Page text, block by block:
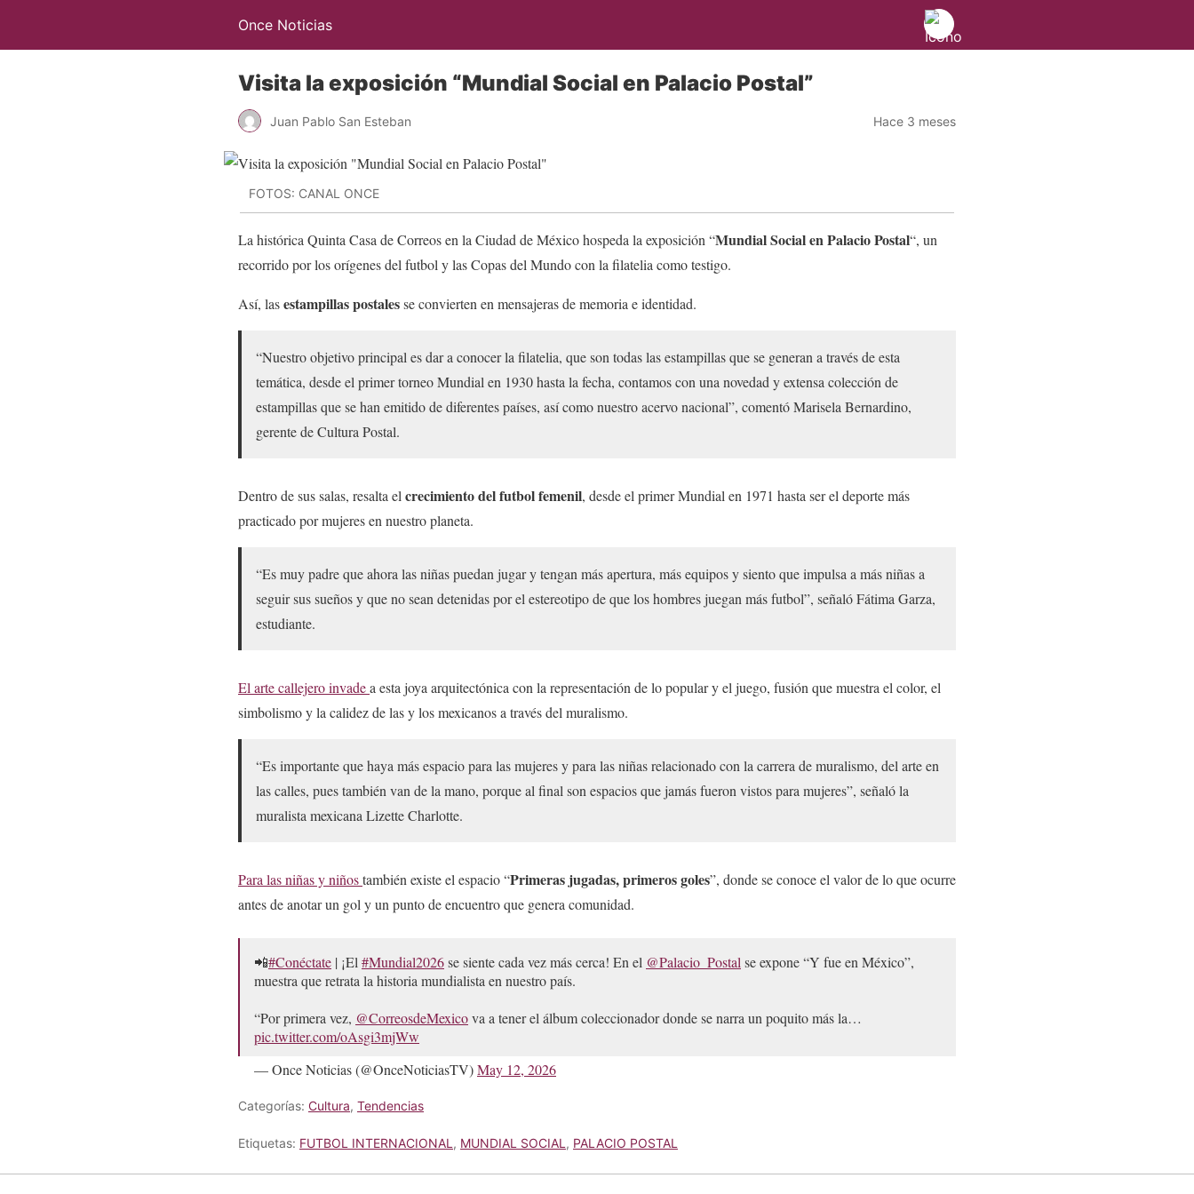
Once Noticias
Visita la exposición “Mundial Social en Palacio Postal”
Juan Pablo San Esteban Hace 3 meses
FOTOS: CANAL ONCE
La histórica Quinta Casa de Correos en la Ciudad de México hospeda la exposición “Mundial Social en Palacio Postal“, un
recorrido por los orígenes del futbol y las Copas del Mundo con la filatelia como testigo.
Así, lasestampillas postalesse convierten en mensajeras de memoria e identidad.
“Nuestro objetivo principal es dar a conocer la filatelia, que son todas las estampillas que se generan a través de esta
temática, desde el primer torneo Mundial en 1930 hasta la fecha, contamos con una novedad y extensa colección de
estampillas que se han emitido de diferentes países, así como nuestro acervo nacional”, comentó Marisela Bernardino,
gerente de Cultura Postal.
Dentro de sus salas, resalta el crecimiento del futbol femenil, desde el primer Mundial en 1971 hasta ser el deporte más
practicado por mujeres en nuestro planeta.
“Es muy padre que ahora las niñas puedan jugar y tengan más apertura, más equipos y siento que impulsa a más niñas a
seguir sus sueños y que no sean detenidas por el estereotipo de que los hombres juegan más futbol”, señaló Fátima Garza,
estudiante.
El arte callejero invadea esta joya arquitectónica con la representación de lo popular y el juego, fusión que muestra el color, el
simbolismo y la calidez de las y los mexicanos a través del muralismo.
“Es importante que haya más espacio para las mujeres y para las niñas relacionado con la carrera de muralismo, del arte en
las calles, pues también van de la mano, porque al final son espacios que jamás fueron vistos para mujeres”, señaló la
muralista mexicana Lizette Charlotte.
Para las niñas y niñostambién existe el espacio “Primeras jugadas, primeros goles”, donde se conoce el valor de lo que ocurre
antes de anotar un gol y un punto de encuentro que genera comunidad.
📲#Conéctate | ¡El #Mundial2026se siente cada vez más cerca! En el @Palacio_Postal se expone “Y fue en México”,
muestra que retrata la historia mundialista en nuestro país.
“Por primera vez, @CorreosdeMexicova a tener el álbum coleccionador donde se narra un poquito más la…
pic.twitter.com/oAsgi3mjWw
— Once Noticias (@OnceNoticiasTV)May 12, 2026
Categorías: Cultura, Tendencias
Etiquetas: FUTBOL INTERNACIONAL , MUNDIAL SOCIAL , PALACIO POSTAL